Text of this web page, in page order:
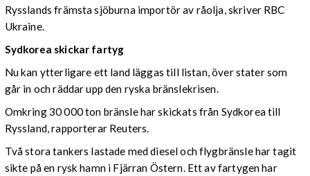
Rysslands främsta sjöburna importör av råolja, skriver RBC
Ukraine.
Sydkorea skickar fartyg
Nu kan ytterligare ett land läggas till listan, över stater som
går in och räddar upp den ryska bränslekrisen.
Omkring 30 000 ton bränsle har skickats från Sydkorea till
Ryssland, rapporterar Reuters.
Två stora tankers lastade med diesel och flygbränsle har tagit
sikte på en rysk hamn i Fjärran Östern. Ett av fartygen har